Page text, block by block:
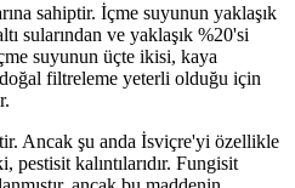
sahiptir. İçme suyunun yaklaşık
sularından ve yaklaşık %20'si
suyunun üçte ikisi, kaya
filtreleme yeterli olduğu için
Ancak şu anda İsviçre'yi özellikle
kalıntılarıdır. Fungisit